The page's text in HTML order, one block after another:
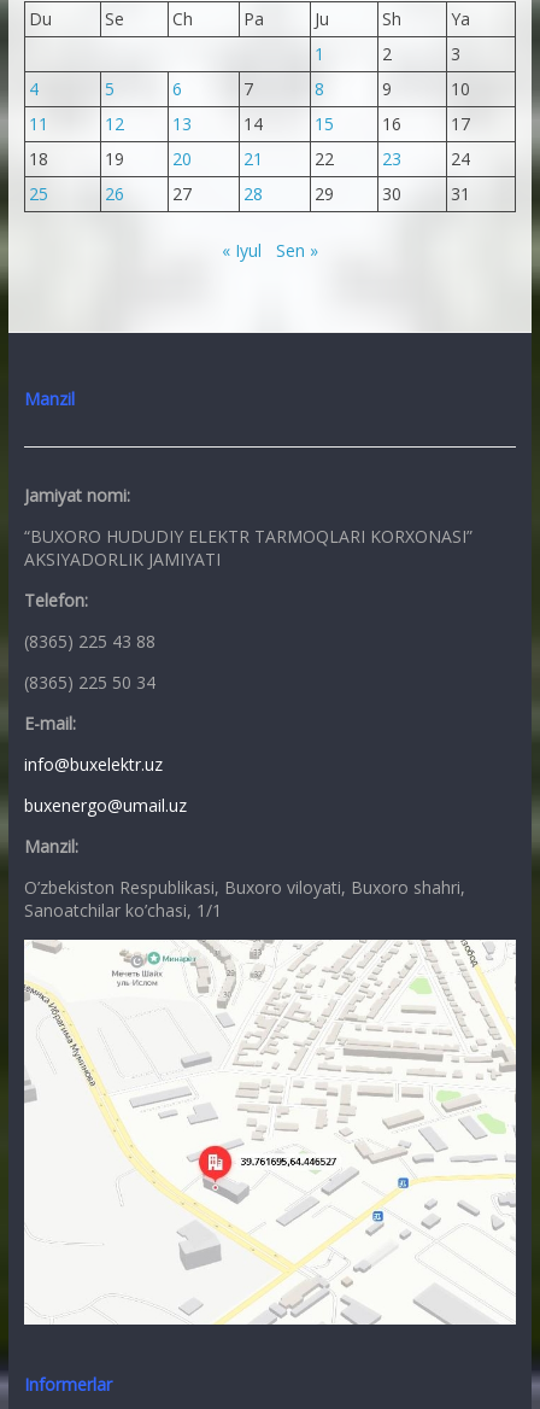
Du
Se Ch Pa Ju Sh
Ya
1
2
3
4
5 6 7 8 9
10
11
12 13 14 15 16
17
18
19 20 21 22 23
24
25
26 27 28 29 30 31
« Iyul Sen »
Manzil
Jamiyat nomi:
“BUXORO HUDUDIY ELEKTR TARMOQLARI KORXONASI”
AKSIYADORLIK JAMIYATI
Telefon:
(8365) 225 43 88
(8365) 225 50 34
E-mail:
info@buxelektr.uz
buxenergo@umail.uz
Manzil:
O’zbekiston Respublikasi, Buxoro viloyati, Buxoro shahri,
Sanoatchilar ko’chasi, 1/1
Informerlar